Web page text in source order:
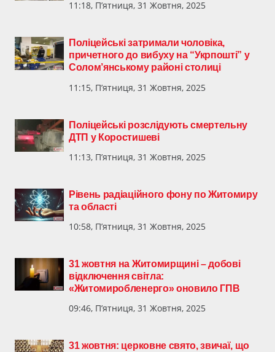
11:18, П’ятниця, 31 Жовтня, 2025
Поліцейські затримали чоловіка,
причетного до вибуху на “Укрпошті” у
Солом’янському районі столиці
11:15, П’ятниця, 31 Жовтня, 2025
Поліцейські розслідують смертельну
ДТП у Коростишеві
11:13, П’ятниця, 31 Жовтня, 2025
Рівень радіаційного фону по Житомиру
та області
10:58, П’ятниця, 31 Жовтня, 2025
31 жовтня на Житомирщині – добові
відключення світла:
«Житомиробленерго» оновило ГПВ
09:46, П’ятниця, 31 Жовтня, 2025
31 жовтня: церковне свято, звичаї, що